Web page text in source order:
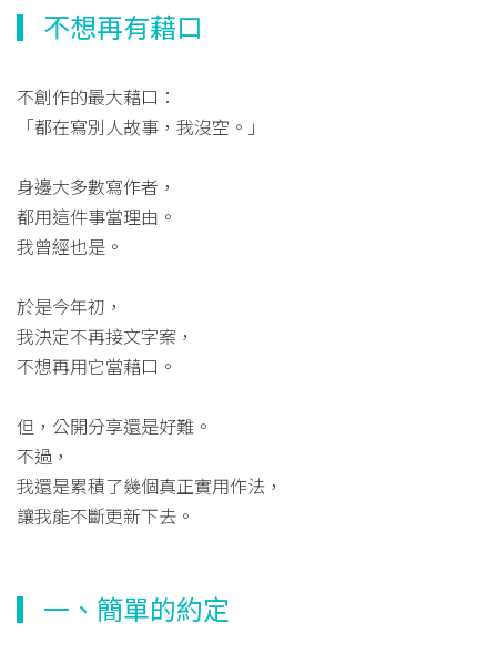
▎不想再有藉口
不創作的最大藉口：
「都在寫別人故事，我沒空。」
身邊大多數寫作者，
都用這件事當理由。
我曾經也是。
於是今年初，
我決定不再接文字案，
不想再用它當藉口。
但，公開分享還是好難。
不過，
我還是累積了幾個真正實用作法，
讓我能不斷更新下去。
▎一、簡單的約定